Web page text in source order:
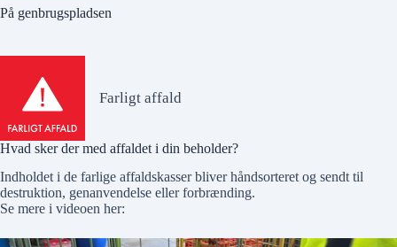
På genbrugspladsen
Farligt affald
Hvad sker der med affaldet i din beholder?
Indholdet i de farlige affaldskasser bliver håndsorteret og sendt til
destruktion, genanvendelse eller forbrænding.
Se mere i videoen her: